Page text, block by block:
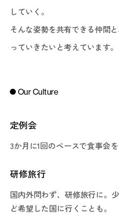
していく。
そんな姿勢を共有できる仲間
っていきたいと考えています。
Our Culture
定例会
3か月に1回のペースで食事会
研修旅行
国内外問わず、研修旅行に。
ど希望した国に行くことも。